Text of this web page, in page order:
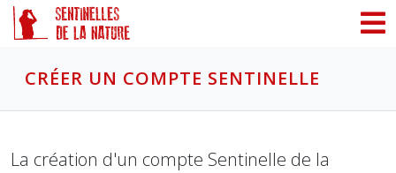
CRÉER UN COMPTE SENTINELLE
La création d'un compte Sentinelle de la
Panneau de gestion des cookies